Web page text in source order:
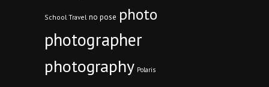
School Travel no pose photo
photographer
photography Polaris